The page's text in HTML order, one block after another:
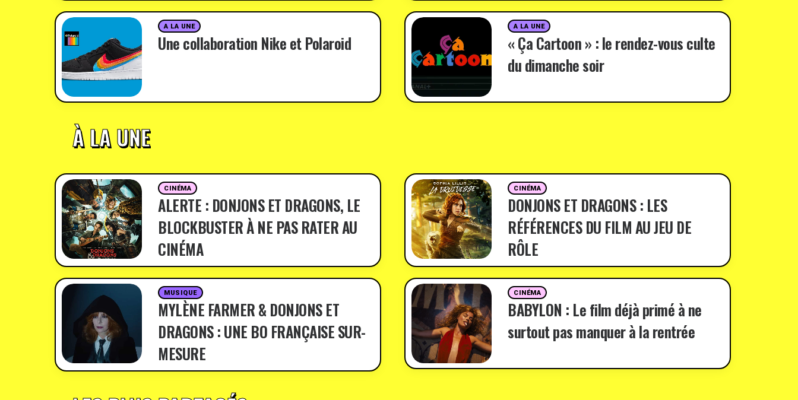
A LA UNE
Une collaboration Nike et Polaroid
A LA UNE
« Ça Cartoon » : le rendez-vous culte
du dimanche soir
À LA UNE
CINÉMA
ALERTE : DONJONS ET DRAGONS, LE
BLOCKBUSTER À NE PAS RATER AU
CINÉMA
CINÉMA
DONJONS ET DRAGONS : LES
RÉFÉRENCES DU FILM AU JEU DE
RÔLE
MUSIQUE
MYLÈNE FARMER & DONJONS ET
DRAGONS : UNE BO FRANÇAISE SUR-
MESURE
CINÉMA
BABYLON : Le film déjà primé à ne
surtout pas manquer à la rentrée